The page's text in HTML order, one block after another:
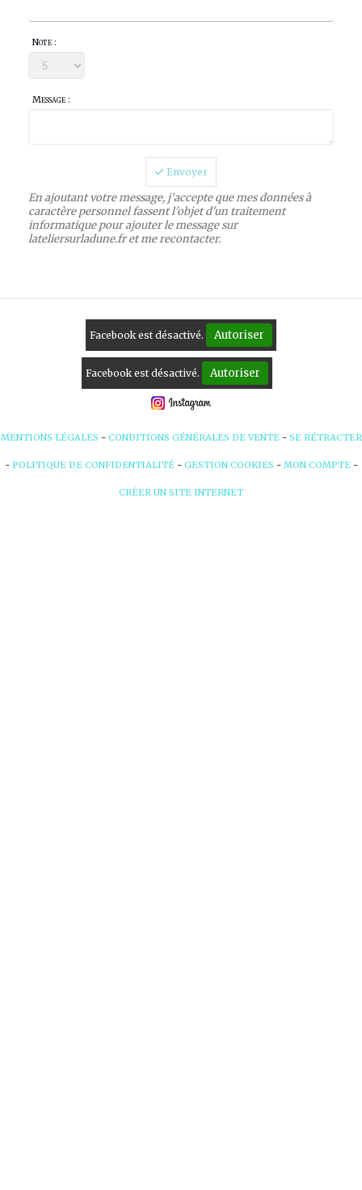
Note :
Message :
Envoyer
En ajoutant votre message, j’accepte que mes données à
caractère personnel fassent l'objet d'un traitement
informatique pour ajouter le message sur
lateliersurladune.fr et me recontacter.
Facebook est désactivé. Autoriser
Facebook est désactivé. Autoriser
MENTIONS LÉGALES CONDITIONS GÉNÉRALES DE VENTE SE RÉTRACTER
POLITIQUE DE CONFIDENTIALITÉ GESTION COOKIES MON COMPTE
CRÉER UN SITE INTERNET